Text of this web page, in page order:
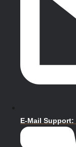
E-Mail Support: